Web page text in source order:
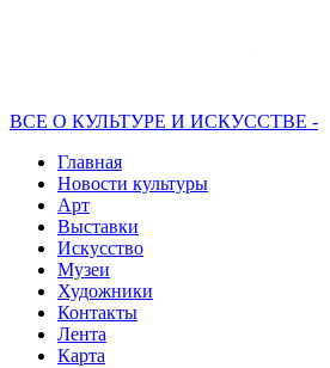
ВСЕ О КУЛЬТУРЕ И ИСКУССТВЕ -
Главная
Новости культуры
Арт
Выставки
Искусство
Музеи
Художники
Контакты
Лента
Карта